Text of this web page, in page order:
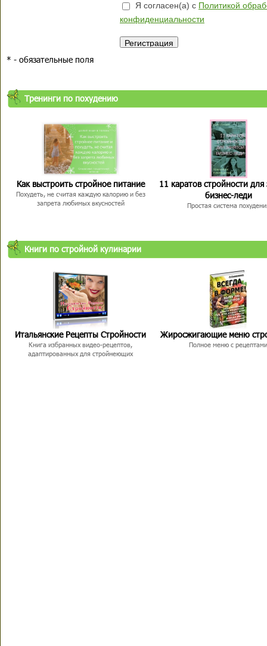
Я согласен(а) с Политикой
конфиденциальности
* - обязательные поля
Тренинги по похудению
Как выстроить стройное питание
Похудеть, не считая каждую калорию и без
запрета любимых вкусностей
11 каратов стройности для
бизнес-леди
Простая система
Книги по стройной кулинарии
Итальянские Рецепты Стройности
Книга избранных видео-рецептов,
адаптированных для стройнеющих
Жиросжигающие меню
Полное меню с рецептами